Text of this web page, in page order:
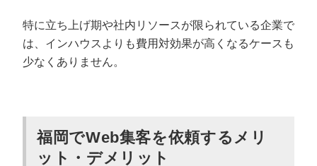
特に立ち上げ期や社内リソースが限られている企業で
は、インハウスよりも費用対効果が高くなるケースも
少なくありません。
福岡でWeb集客を依頼するメリ
ット・デメリット